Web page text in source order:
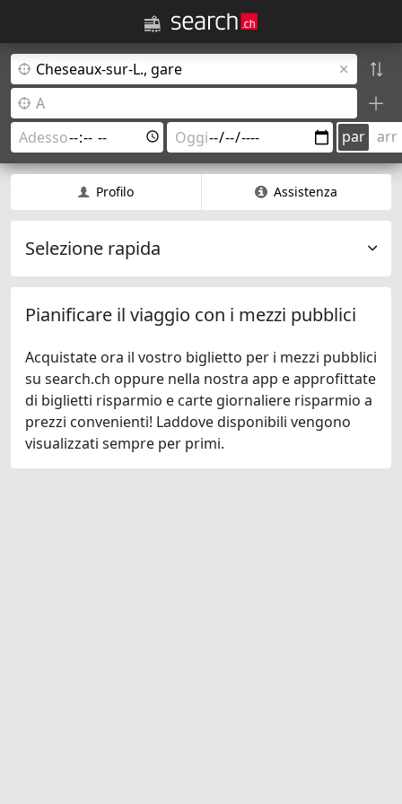
par arr
Profilo Assistenza
Selezione rapida
Pianificare il viaggio con i mezzi pubblici
Acquistate ora il vostro biglietto per i mezzi pubblici
su search.ch oppure nella nostra app e approfittate
di biglietti risparmio e carte giornaliere risparmio a
prezzi convenienti! Laddove disponibili vengono
visualizzati sempre per primi.